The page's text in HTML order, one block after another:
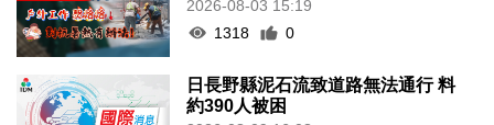
2026-08-03 15:19
1318
0
日長野縣泥石流致道路無法通行 料
約390人被困